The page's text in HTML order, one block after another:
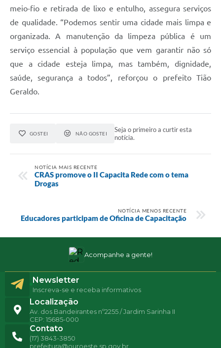
meio-fio e retirada de lixo e entulho, assegura serviços
de qualidade. “Podemos sentir uma cidade mais limpa e
organizada. A manutenção da limpeza pública é um
serviço essencial à população que vem garantir não só
que a cidade esteja limpa, mas também, dignidade,
saúde, segurança a todos”, reforçou o prefeito Tião
Geraldo.
GOSTEI NÃO GOSTEI
Seja o primeiro a curtir esta
notícia.
NOTÍCIA MAIS RECENTE
CRAS promove o II Capacita Rede com o tema
Drogas
NOTÍCIA MENOS RECENTE
Educadores participam de Oficina de Capacitação
Acompanhe a gente!
Localização
Av. dos Bandeirantes nº2255 / Jardim Sarinha II
CEP: 15685-000
Contato
(17) 3843-3850
prefeitura@ouroeste.sp.gov.br
Newsletter
Inscreva-se e receba informativos